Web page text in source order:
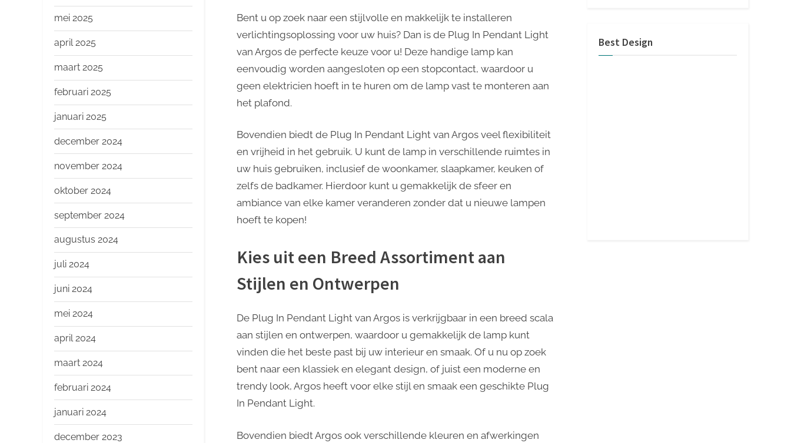
Plug
Pendant
Light
van
Argos
Bent u op zoek naar een stijlvolle en makkelijk te installeren
verlichtingsoplossing voor uw huis? Dan is de Plug In Pendant Light
van Argos de perfecte keuze voor u! Deze handige lamp kan
eenvoudig worden aangesloten op een stopcontact, waardoor u
geen elektricien hoeft in te huren om de lamp vast te monteren aan
het plafond.
Bovendien biedt de Plug In Pendant Light van Argos veel flexibiliteit
en vrijheid in het gebruik. U kunt de lamp in verschillende ruimtes in
uw huis gebruiken, inclusief de woonkamer, slaapkamer, keuken of
zelfs de badkamer. Hierdoor kunt u gemakkelijk de sfeer en
ambiance van elke kamer veranderen zonder dat u nieuwe lampen
hoeft te kopen!
Kies uit een Breed Assortiment aan
Stijlen en Ontwerpen
De Plug In Pendant Light van Argos is verkrijgbaar in een breed scala
aan stijlen en ontwerpen, waardoor u gemakkelijk de lamp kunt
vinden die het beste past bij uw interieur en smaak. Of u nu op zoek
bent naar een klassiek en elegant design, of juist een moderne en
trendy look, Argos heeft voor elke stijl en smaak een geschikte Plug
In Pendant Light.
Bovendien biedt Argos ook verschillende kleuren en afwerkingen
mei 2025
april 2025
maart 2025
februari 2025
januari 2025
december 2024
november 2024
oktober 2024
september 2024
augustus 2024
juli 2024
juni 2024
mei 2024
april 2024
maart 2024
februari 2024
januari 2024
december 2023
Best Design